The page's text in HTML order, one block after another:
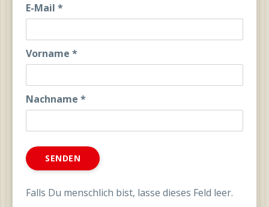
E-Mail *
Vorname *
Nachname *
Falls Du menschlich bist, lasse dieses Feld leer.